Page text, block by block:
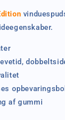
af gummi